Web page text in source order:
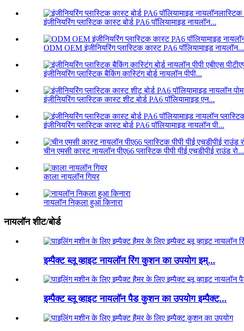
इंजीनियरिंग प्लास्टिक कास्ट बोर्ड PA6 पॉलियामाइड नायलॉन...
ODM OEM इंजीनियरिंग प्लास्टिक कास्ट PA6 पॉलियामाइड नायलॉन...
इंजीनियरिंग प्लास्टिक बैकिंग कास्टिंग बोर्ड नायलॉन पीपी...
इंजीनियरिंग प्लास्टिक कास्ट शीट बोर्ड PA6 पॉलियामाइड एन...
इंजीनियरिंग प्लास्टिक कास्ट बोर्ड PA6 पॉलियामाइड नायलॉन पी...
चीन एमसी कास्ट नायलॉन पीए66 प्लास्टिक पीपी पीई एचडीपीई राउंड रो...
काला नायलॉन गियर
नायलॉन निकला हुआ किनारा
नायलॉन शीट/बोर्ड
इम्पैक्ट ब्लू व्हाइट नायलॉन रिंग कुशन का उपयोग इम्...
इम्पैक्ट ब्लू व्हाइट नायलॉन पैड कुशन का उपयोग इम्पैक्ट...